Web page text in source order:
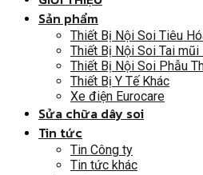
Sản phẩm
Thiết Bị Nội Soi Tiêu
Thiết Bị Nội Soi Tai mũi
Thiết Bị Nội Soi Phẫu
Thiết Bị Y Tế Khác
Xe điện Eurocare
Sửa chữa dây soi
Tin tức
Tin Công ty
Tin tức khác